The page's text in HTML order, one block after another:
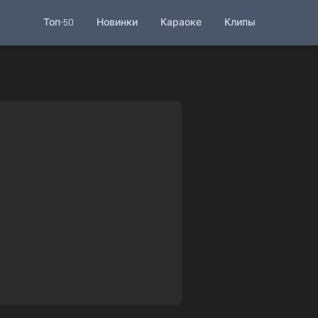
Топ-50 Новинки Караоке Клипы